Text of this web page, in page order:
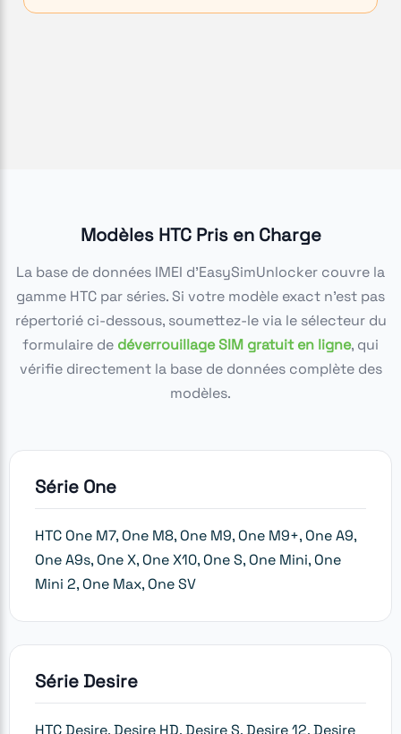
Modèles HTC Pris en Charge
La base de données IMEI d'EasySimUnlocker couvre la
gamme HTC par séries. Si votre modèle exact n'est pas
répertorié ci-dessous, soumettez-le via le sélecteur du
formulaire de déverrouillage SIM gratuit en ligne, qui
vérifie directement la base de données complète des
modèles.
Série One
HTC One M7, One M8, One M9, One M9+, One A9,
One A9s, One X, One X10, One S, One Mini, One
Mini 2, One Max, One SV
Série Desire
HTC Desire, Desire HD, Desire S, Desire 12, Desire